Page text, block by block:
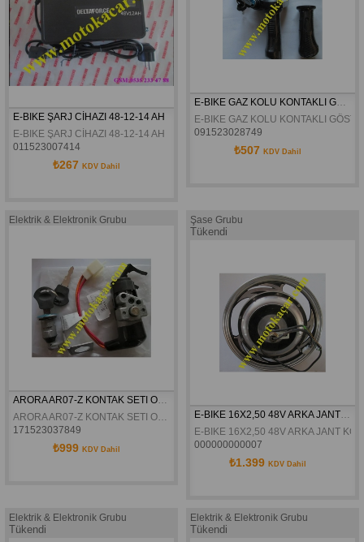
E-BIKE ŞARJ CİHAZI 48-12-14 AH
E-BIKE ŞARJ CİHAZI 48-12-14 AH
011523007414
₺267 KDV Dahil
E-BIKE GAZ KOLU KONTAKLI
091523028749
₺507 KDV Dahil
Elektrik & Elektronik Grubu
ARORA AR07-Z KONTAK SETI ORJINAL
ARORA AR07-Z KONTAK SETI ORJINAL
171523037849
₺999 KDV Dahil
Şase Grubu
Tükendi
E-BIKE 16X2,50 48V ARKA JANT
000000000007
₺1.399 KDV Dahil
Elektrik & Elektronik Grubu
Tükendi
Elektrik & Elektronik Grubu
Tükendi